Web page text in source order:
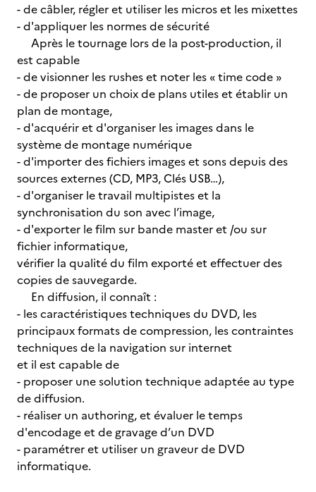
- de câbler, régler et utiliser les micros et les mixettes
- d'appliquer les normes de sécurité
Après le tournage lors de la post-production, il
est capable
- de visionner les rushes et noter les « time code »
- de proposer un choix de plans utiles et établir un
plan de montage,
- d'acquérir et d'organiser les images dans le
système de montage numérique
- d'importer des fichiers images et sons depuis des
sources externes (CD, MP3, Clés USB…),
- d'organiser le travail multipistes et la
synchronisation du son avec l’image,
- d'exporter le film sur bande master et /ou sur
fichier informatique,
vérifier la qualité du film exporté et effectuer des
copies de sauvegarde.
En diffusion, il connaît :
- les caractéristiques techniques du DVD, les
principaux formats de compression, les contraintes
techniques de la navigation sur internet
et il est capable de
- proposer une solution technique adaptée au type
de diffusion.
- réaliser un authoring, et évaluer le temps
d'encodage et de gravage d’un DVD
- paramétrer et utiliser un graveur de DVD
informatique.